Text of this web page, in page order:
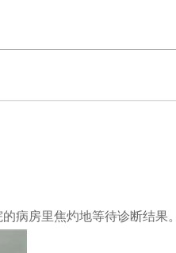
病房里焦灼地等待诊断结果。